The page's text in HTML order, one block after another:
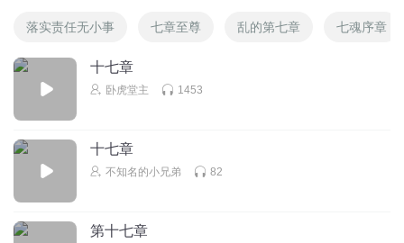
落实责任无小事 七章至尊 乱的第七章 七魂序章
十七章
卧虎堂主 1453
十七章
不知名的小兄弟 82
第十七章